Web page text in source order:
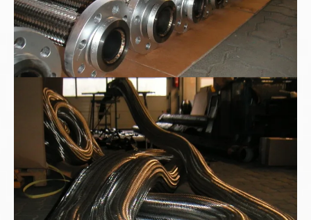
Sonderauftrag nach Kundenwunsch: